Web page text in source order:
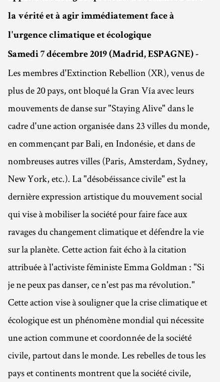
la vérité et à agir immédiatement face à
l'urgence climatique et écologique
Samedi 7 décembre 2019 (Madrid, ESPAGNE) -
Les membres d'Extinction Rebellion (XR), venus de
plus de 20 pays, ont bloqué la Gran Vía avec leurs
mouvements de danse sur "Staying Alive" dans le
cadre d'une action organisée dans 23 villes du monde,
en commençant par Bali, en Indonésie, et dans de
nombreuses autres villes (Paris, Amsterdam, Sydney,
New York, etc.). La "désobéissance civile" est la
dernière expression artistique du mouvement social
qui vise à mobiliser la société pour faire face aux
ravages du changement climatique et défendre la vie
sur la planète. Cette action fait écho à la citation
attribuée à l'activiste féministe Emma Goldman : "Si
je ne peux pas danser, ce n'est pas ma révolution."
Cette action vise à souligner que la crise climatique et
écologique est un phénomène mondial qui nécessite
une action commune et coordonnée de la société
civile, partout dans le monde. Les rebelles de tous les
pays et continents montrent que la société civile,